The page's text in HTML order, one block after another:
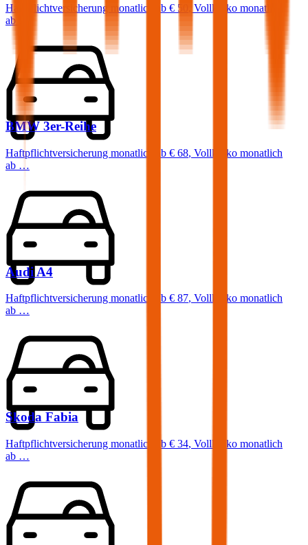
Haftpflichtversicherung monatlich ab € 50
Vollkasko monatlich
ab …
BMW 3er-Reihe
Haftpflichtversicherung monatlich ab € 68, Vollkasko monatlich
ab …
Audi A4
Haftpflichtversicherung monatlich ab € 87, Vollkasko monatlich
ab …
Skoda Fabia
Haftpflichtversicherung monatlich ab € 34, Vollkasko monatlich
ab …